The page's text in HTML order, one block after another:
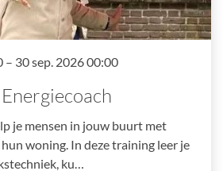
– 30 sep. 2026 00:00
je mensen in jouw buurt met
woning. In deze training leer je
ku…